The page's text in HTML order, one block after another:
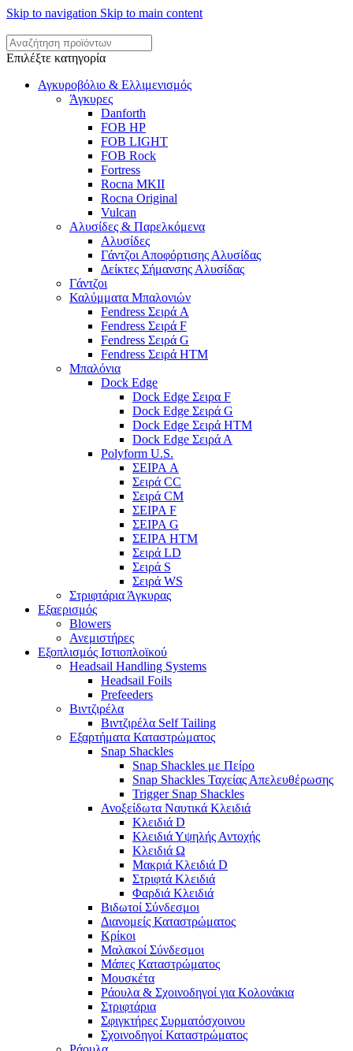
Skip to navigation Skip to main content
Επιλέξτε κατηγορία
Αγκυροβόλιο & Ελλιμενισμός
Άγκυρες
Danforth
FOB HP
FOB LIGHT
FOB Rock
Fortress
Rocna MKII
Rocna Original
Vulcan
Αλυσίδες & Παρελκόμενα
Αλυσίδες
Γάντζοι Αποφόρτισης Αλυσίδας
Δείκτες Σήμανσης Αλυσίδας
Γάντζοι
Καλύμματα Μπαλονιών
Fendress Σειρά A
Fendress Σειρά F
Fendress Σειρά G
Fendress Σειρά HTM
Μπαλόνια
Dock Edge
Dock Edge Σειρα F
Dock Edge Σειρά G
Dock Edge Σειρά HTM
Dock Edge Σειρά Α
Polyform U.S.
ΣΕΙΡΑ A
Σειρά CC
Σειρά CM
ΣΕΙΡΑ F
ΣΕΙΡΑ G
ΣΕΙΡΑ HTM
Σειρά LD
Σειρά S
Σειρά WS
Στριφτάρια Άγκυρας
Εξαερισμός
Blowers
Ανεμιστήρες
Εξοπλισμός Ιστιοπλοϊκού
Headsail Handling Systems
Headsail Foils
Prefeeders
Βιντζιρέλα
Βιντζιρέλα Self Tailing
Εξαρτήματα Καταστρώματος
Snap Shackles
Snap Shackles με Πείρο
Snap Shackles Ταχείας Απελευθέρωσης
Trigger Snap Shackles
Ανοξείδωτα Ναυτικά Κλειδιά
Κλειδιά D
Κλειδιά Υψηλής Αντοχής
Κλειδιά Ω
Μακριά Κλειδιά D
Στριφτά Κλειδιά
Φαρδιά Κλειδιά
Βιδωτοί Σύνδεσμοι
Διανομείς Καταστρώματος
Κρίκοι
Μαλακοί Σύνδεσμοι
Μάπες Καταστρώματος
Μουσκέτα
Ράουλα & Σχοινοδηγοί για Κολονάκια
Στριφτάρια
Σφιγκτήρες Συρματόσχοινου
Σχοινοδηγοί Καταστρώματος